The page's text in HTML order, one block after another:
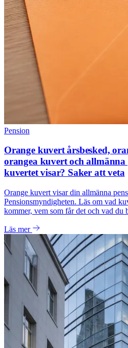
Pension
Orange kuvert årsbesked,
orangea kuvert och
kuvertet visar? Saker att veta
Orange kuvert visar din allmänna
Pensionsmyndigheten. Läs om vad
kommer, vem som får det och vad du
Läs mer